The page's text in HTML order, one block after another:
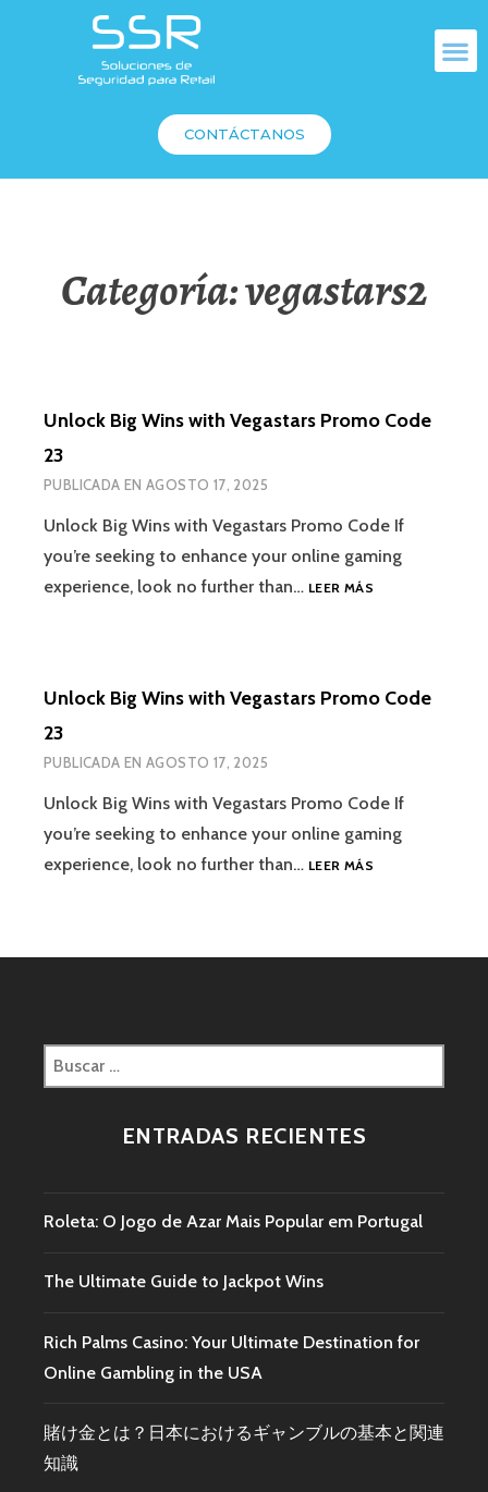
CONTÁCTANOS
Categoría:vegastars2
Unlock Big Wins with Vegastars Promo Code
23
PUBLICADA ENAGOSTO 17, 2025
Unlock Big Wins with Vegastars Promo Code If
you’re seeking to enhance your online gaming
experience, look no further than… LEER MÁS
Unlock Big Wins with Vegastars Promo Code
23
PUBLICADA ENAGOSTO 17, 2025
Unlock Big Wins with Vegastars Promo Code If
you’re seeking to enhance your online gaming
experience, look no further than… LEER MÁS
ENTRADAS RECIENTES
Roleta: O Jogo de Azar Mais Popular em Portugal
The Ultimate Guide to Jackpot Wins
Rich Palms Casino: Your Ultimate Destination for
Online Gambling in the USA
賭け金とは？日本におけるギャンブルの基本と関連
知識